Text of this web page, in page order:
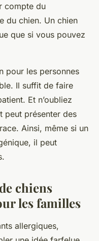
compte du
du chien. Un chien
que si vous pouvez
pour les personnes
Il suffit de faire
Et n’oubliez
peut présenter des
Ainsi, même si un
il peut
chiens
les familles
allergiques,